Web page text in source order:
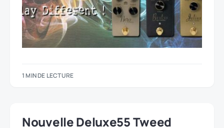
1 MIN DE LECTURE
Nouvelle Deluxe55 Tweed